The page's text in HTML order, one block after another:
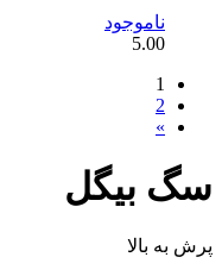
ناموجود
5.00
1
2
»
سگ بیگل
پرش به بالا